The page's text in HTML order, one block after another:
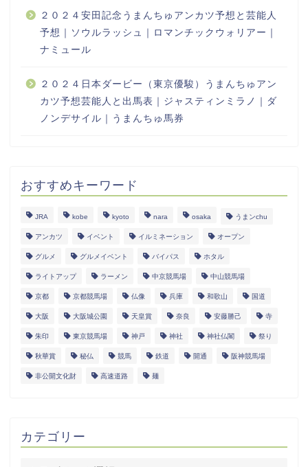
２０２４安田記念うまんちゅアンカツ予想と芸能人
予想｜ソウルラッシュ｜ロマンチックウォリアー｜
ナミュール
２０２４日本ダービー（東京優駿）うまんちゅアン
カツ予想芸能人と出馬表｜ジャスティンミラノ｜ダ
ノンデサイル｜うまんちゅ馬券
おすすめキーワード
JRA kobe kyoto nara osaka うまンchu
アンカツ イベント イルミネーション オープン
グルメ グルメイベント バイパス ホタル
ライトアップ ラーメン 中京競馬場 中山競馬場
京都 京都競馬場 仏像 兵庫 和歌山 国道
大阪 大阪城公園 天皇賞 奈良 安藤勝己 寺
朱印 東京競馬場 神戸 神社 神社仏閣 祭り
秋華賞 秘仏 競馬 鉄道 開通 阪神競馬場
非公開文化財 高速道路 麺
カテゴリー